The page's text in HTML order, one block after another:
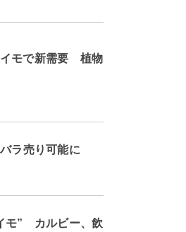
イモで新需要 植物
ラ売り可能に
モ” カルビー、飲